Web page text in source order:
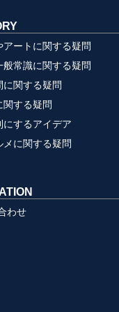
アートに関する疑問
般常識に関する疑問
に関する疑問
関する疑問
にするアイデア
メに関する疑問
わせ